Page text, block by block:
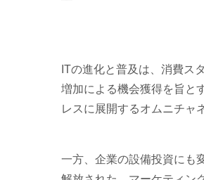
ITの進化と普及は、消費ス
増加による機会獲得を旨と
レスに展開するオムニチャ
一方、企業の設備投資にも